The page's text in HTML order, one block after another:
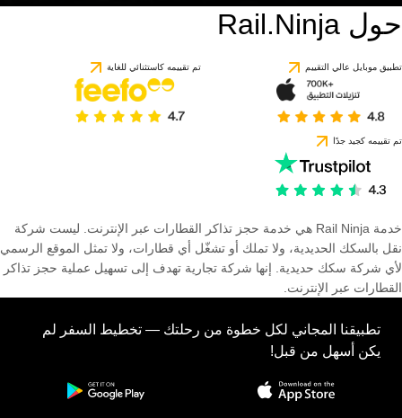
حول Rail.Ninja
تطبيق موبايل عالي التقييم تم تقييمه كاستثنائي للغاية
تم تقييمه كجيد جدًا
خدمة Rail Ninja هي خدمة حجز تذاكر القطارات عبر الإنترنت. ليست شركة
نقل بالسكك الحديدية، ولا تملك أو تشغّل أي قطارات، ولا تمثل الموقع الرسمي
لأي شركة سكك حديدية. إنها شركة تجارية تهدف إلى تسهيل عملية حجز تذاكر
القطارات عبر الإنترنت.
تطبيقنا المجاني لكل خطوة من رحلتك — تخطيط السفر لم
يكن أسهل من قبل!